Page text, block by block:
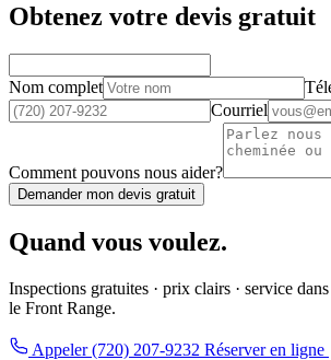
Obtenez votre devis gratuit
Nom complet
Courriel
Comment pouvons nous aider?
Demander mon devis gratuit
Quand vous voulez.
Inspections gratuites · prix clairs · service
le Front Range.
Appeler (720) 207-9232 Réserver en ligne